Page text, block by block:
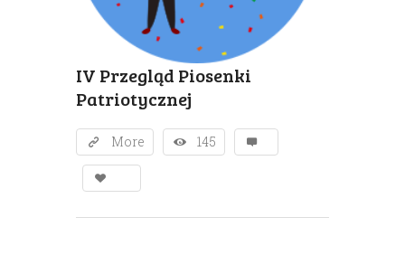
IV Przegląd Piosenki
Patriotycznej
More 145